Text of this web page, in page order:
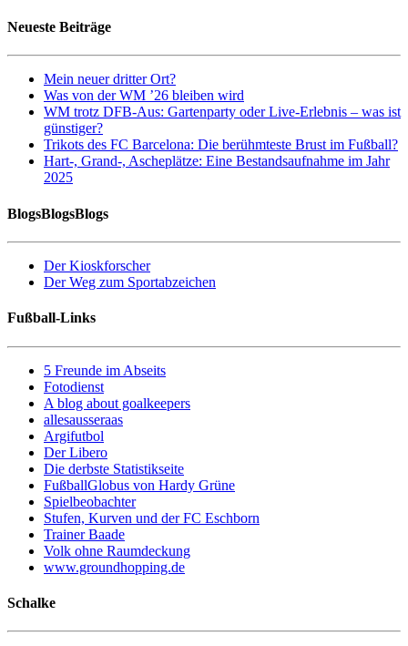
Neueste Beiträge
Mein neuer dritter Ort?
Was von der WM ’26 bleiben wird
WM trotz DFB-Aus: Gartenparty oder Live-Erlebnis – was ist
günstiger?
Trikots des FC Barcelona: Die berühmteste Brust im Fußball?
Hart-, Grand-, Ascheplätze: Eine Bestandsaufnahme im Jahr
2025
BlogsBlogsBlogs
Der Kioskforscher
Der Weg zum Sportabzeichen
Fußball-Links
5 Freunde im Abseits
Fotodienst
A blog about goalkeepers
allesausseraas
Argifutbol
Der Libero
Die derbste Statistikseite
FußballGlobus von Hardy Grüne
Spielbeobachter
Stufen, Kurven und der FC Eschborn
Trainer Baade
Volk ohne Raumdeckung
www.groundhopping.de
Schalke